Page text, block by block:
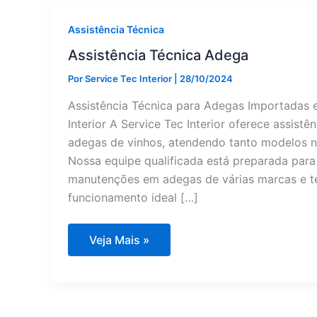
Assistência Técnica
Assistência Técnica Adega
PorService Tec Interior 28/10/2024
Assistência Técnica para Adegas Importadas
Interior A Service Tec Interior oferece
adegas de vinhos, atendendo tanto modelos
Nossa equipe qualificada está preparada
manutenções em adegas de várias marcas e
funcionamento ideal […]
Assistência
Técnica
Veja Mais »